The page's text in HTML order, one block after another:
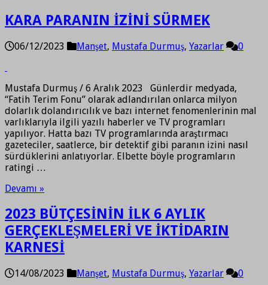
KARA PARANIN İZİNİ SÜRMEK
06/12/2023 Manşet, Mustafa Durmuş, Yazarlar 0
Mustafa Durmuş / 6 Aralık 2023 Günlerdir medyada,
“Fatih Terim Fonu” olarak adlandırılan onlarca milyon
dolarlık dolandırıcılık ve bazı internet fenomenlerinin mal
varlıklarıyla ilgili yazılı haberler ve TV programları
yapılıyor. Hatta bazı TV programlarında araştırmacı
gazeteciler, saatlerce, bir detektif gibi paranın izini nasıl
sürdüklerini anlatıyorlar. Elbette böyle programların
ratingi …
Devamı »
2023 BÜTÇESİNİN İLK 6 AYLIK
GERÇEKLEŞMELERİ VE İKTİDARIN
KARNESİ
14/08/2023 Manşet, Mustafa Durmuş, Yazarlar 0